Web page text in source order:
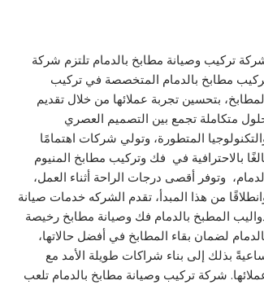
تركيب وصيانة مطابخ بالدمام تلتزم شركة
مطابخ بالدمام المتخصصة في تركيب
بتحسين تجربة عملائها من خلال تقديم
متكاملة تجمع بين التصميم العصري
المتطورة، وتولي شركات اهتمامًا
بالاحترافية في فك وتركيب مطابخ المنيوم
وتوفر أقصى درجات الراحة أثناء العمل،
من هذا المبدأ، تقدم الشركه خدمات صيانة
المطبخ بالدمام فك وصيانة مطابخ رخيصة
لضمان بقاء المطابخ في أفضل حالاتها،
بذلك إلى بناء شراكات طويلة الأمد مع
شركة تركيب وصيانة مطابخ بالدمام تلعب